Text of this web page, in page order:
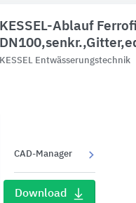
KESSEL-Ablauf
KESSEL Entwässerungstechnik
CAD-Manager
Download